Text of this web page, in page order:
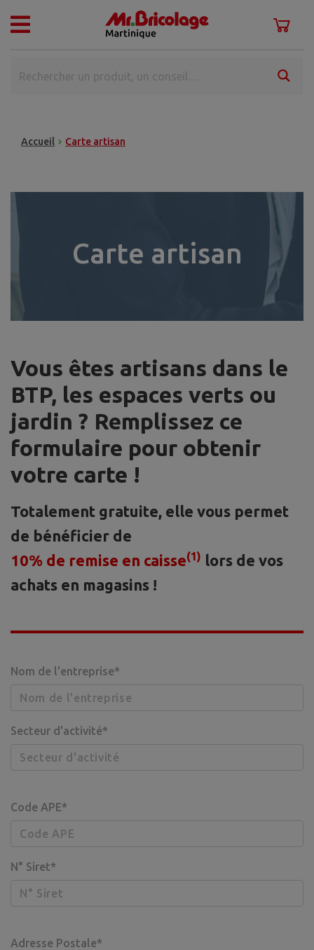
Accueil Carte artisan
Carte artisan
Vous êtes artisans dans le
BTP, les espaces verts ou
jardin ? Remplissez ce
formulaire pour obtenir
votre carte !
Totalement gratuite, elle vous permet
de bénéficier de
10% de remise en caisse(1) lors de vos
achats en magasins !
Nom de l'entreprise*
Secteur d'activité*
Code APE*
N° Siret*
Adresse Postale*